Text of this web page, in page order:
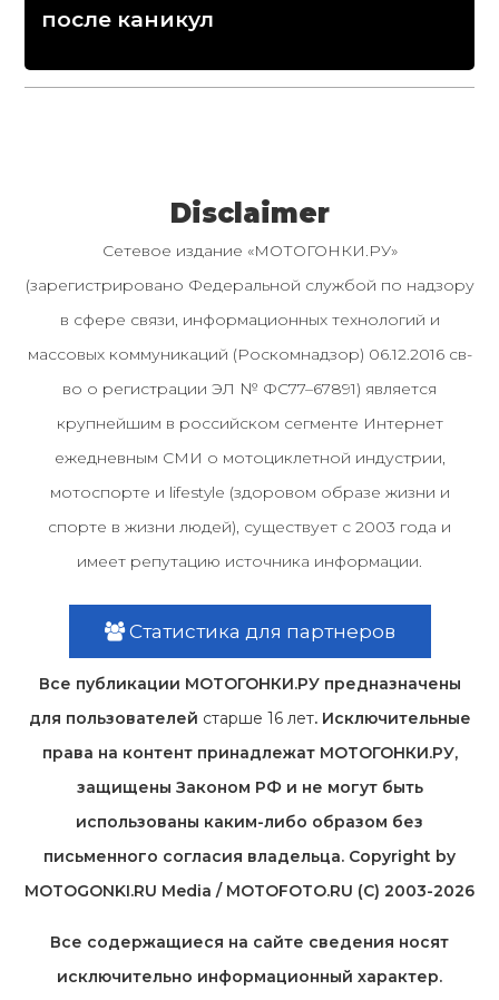
после каникул
Disclaimer
Сетевое издание «МОТОГОНКИ.РУ»
(зарегистрировано Федеральной службой по надзору
в сфере связи, информационных технологий и
массовых коммуникаций (Роскомнадзор) 06.12.2016 св-
во о регистрации ЭЛ № ФС77–67891) является
крупнейшим в российском сегменте Интернет
ежедневным СМИ о мотоциклетной индустрии,
мотоспорте и lifestyle (здоровом образе жизни и
спорте в жизни людей), существует с 2003 года и
имеет репутацию источника информации.
Статистика для партнеров
Все публикации МОТОГОНКИ.РУ предназначены
для пользователей старше 16 лет. Исключительные
права на контент принадлежат МОТОГОНКИ.РУ,
защищены Законом РФ и не могут быть
использованы каким-либо образом без
письменного согласия владельца. Copyright by
MOTOGONKI.RU Media / MOTOFOTO.RU (C) 2003-2026
Все содержащиеся на cайте сведения носят
исключительно информационный характер.